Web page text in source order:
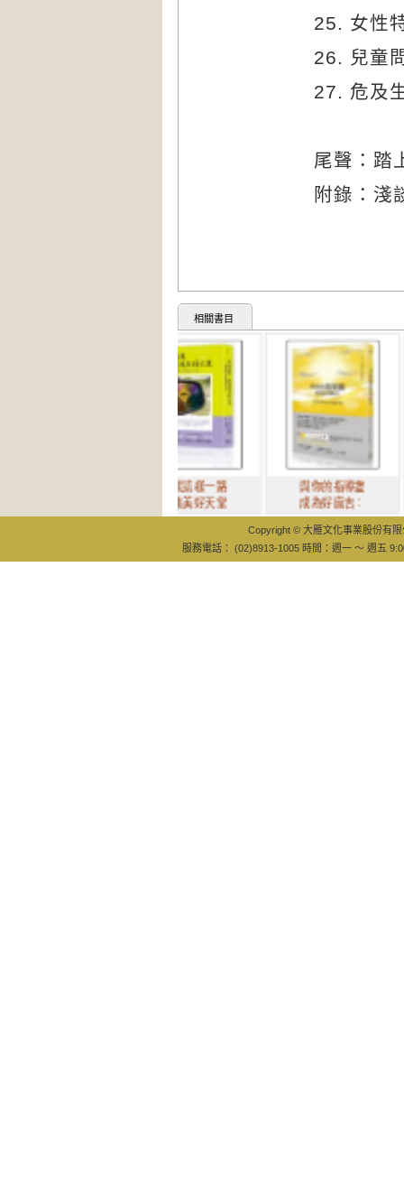
25. 女性
26. 兒童
27. 危及
尾聲：踏
附錄：淺
相關書目
我就這樣一路
滾進美好天堂
與你的指導靈
成為好麻吉：
Copyright © 大雁文化事業股份有
服務電話： (02)8913-1005 時間：週一 ～ 週五